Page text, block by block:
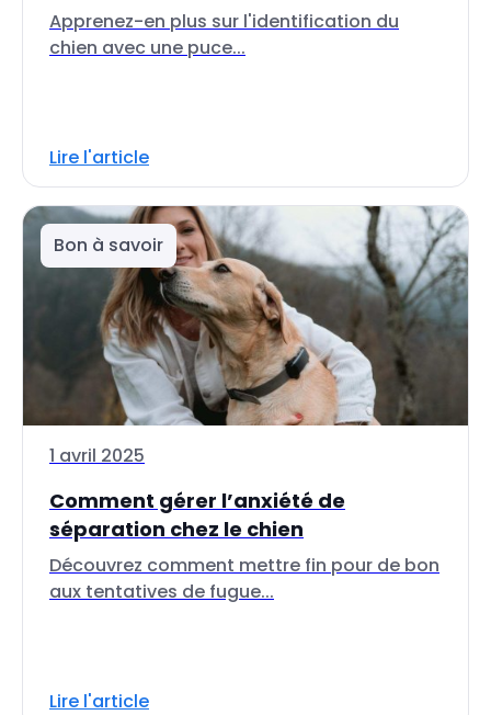
Apprenez-en plus sur l'identification du
chien avec une puce...
Lire l'article
Bon à savoir
1 avril 2025
Comment gérer l’anxiété de
séparation chez le chien
Découvrez comment mettre fin pour de bon
aux tentatives de fugue...
Lire l'article